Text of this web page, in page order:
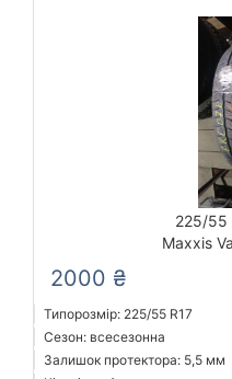
225/55
Maxxis
2000 ₴
Типорозмір: 225/55 R17
Сезон: всесезонна
Залишок протектора: 5,5 мм